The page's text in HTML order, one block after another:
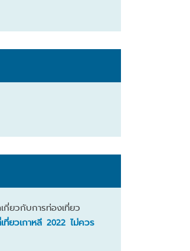
กี่ยวกับการท่องเที่ยว
ที่ยวเกาหลี 2022 ไม่ควร